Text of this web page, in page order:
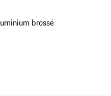
brossé